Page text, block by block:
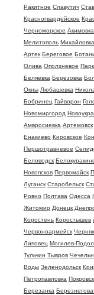
Ракитное Славутич
Красногвардейское
Черноморское Акимовка
Мелитополь Михайловка
Артек Береговое
Олива Оползневое
Беляевка Березовка
Окны Любашевка
Бобринец Гайворон
Новомиргород
Амвросиевка Артемовск
Енакиево Кировское
Першотравневое
Беловодск
Новопсков Первомайск
Луганск Старобельск
Ровно Полтава Одесса
Житомир Донецк
Коростень Коростышев
Червоноармейск
Липовец Могилев-
Тульчин Тывров
Воды Зеленодольск
Петропавловка
Березанка